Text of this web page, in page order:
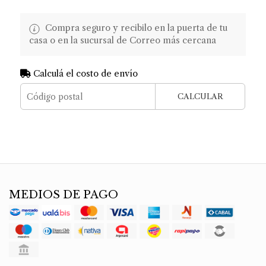
Compra seguro y recibilo en la puerta de tu
casa o en la sucursal de Correo más cercana
Calculá el costo de envío
CALCULAR
MEDIOS DE PAGO